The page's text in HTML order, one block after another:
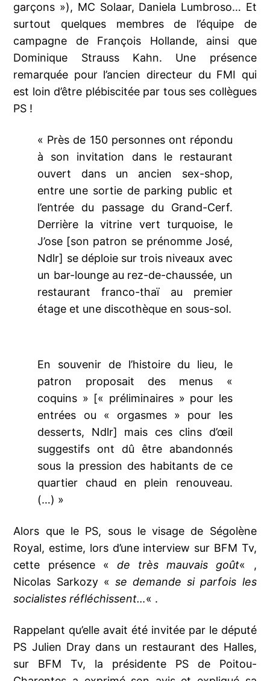
garçons »), MC Solaar, Daniela Lumbroso… Et
surtout quelques membres de l’équipe de
campagne de François Hollande, ainsi que
Dominique Strauss Kahn. Une présence
remarquée pour l’ancien directeur du FMI qui
est loin d’être plébiscitée par tous ses collègues
PS !
« Près de 150 personnes ont répondu
à son invitation dans le restaurant
ouvert dans un ancien sex-shop,
entre une sortie de parking public et
l’entrée du passage du Grand-Cerf.
Derrière la vitrine vert turquoise, le
J’ose [son patron se prénomme José,
Ndlr] se déploie sur trois niveaux avec
un bar-lounge au rez-de-chaussée, un
restaurant franco-thaï au premier
étage et une discothèque en sous-sol.
En souvenir de l’histoire du lieu, le
patron proposait des menus «
coquins » [« préliminaires » pour les
entrées ou « orgasmes » pour les
desserts, Ndlr] mais ces clins d’œil
suggestifs ont dû être abandonnés
sous la pression des habitants de ce
quartier chaud en plein renouveau.
(…) »
Alors que le PS, sous le visage de Ségolène
Royal, estime, lors d’une interview sur BFM Tv,
cette présence « de très mauvais goût« ,
Nicolas Sarkozy « se demande si parfois les
socialistes réfléchissent…« .
Rappelant qu’elle avait été invitée par le député
PS Julien Dray dans un restaurant des Halles,
sur BFM Tv, la présidente PS de Poitou-